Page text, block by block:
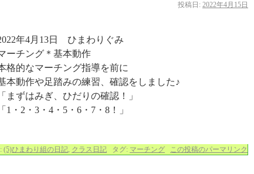
投稿日: 2022年4月15日
年4月13日 ひまわりぐみ
ーチング＊基本動作
格的なマーチング指導を前に
本動作や足踏みの練習、確認をしました♪
「まずはみぎ、ひだりの確認！」
「1・2・3・4・5・6・7・8！」
(5)ひまわり組の日記, クラス日記 タグ: マーチング この投稿のパーマリンク